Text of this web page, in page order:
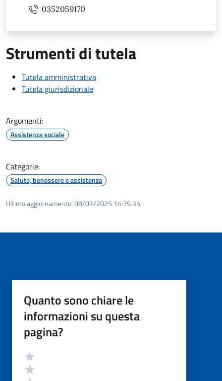
0352059170
Strumenti di tutela
Tutela amministrativa
Tutela giurisdizionale
Argomenti:
Assistenza sociale
Categorie:
Salute, benessere e assistenza
Ultimo aggiornamento:08/07/2025 14:39.35
Quanto sono chiare le
informazioni su questa
pagina?
Valutazione